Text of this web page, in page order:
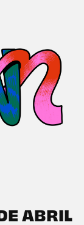
ABRIL